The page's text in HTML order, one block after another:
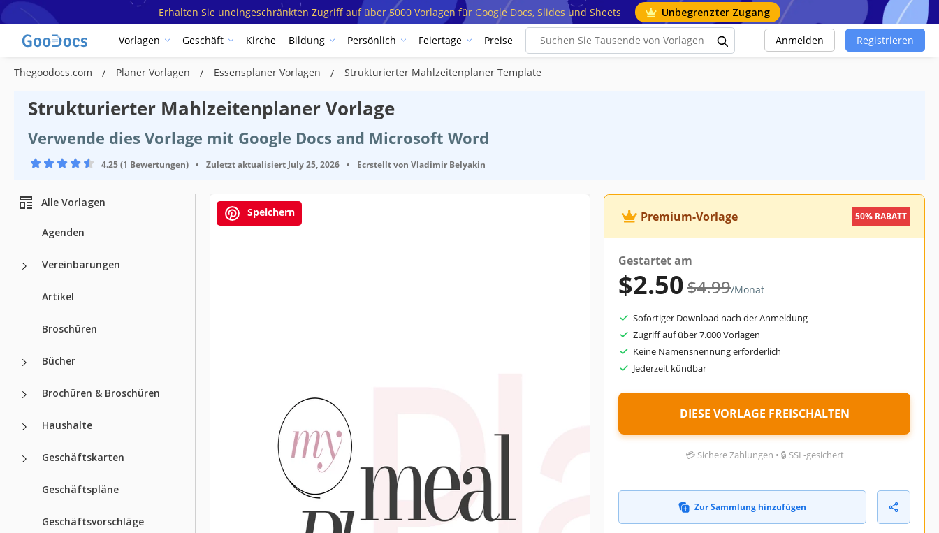
Erhalten Sie uneingeschränkten Zugriff auf über 5000 Vorlagen für Google Docs, Slides und Sheets Unbegrenzter Zugang
Vorlagen Geschäft Kirche Bildung Persönlich Feiertage Preise Anmelden Registrieren
Thegoodocs.com Planer Vorlagen Essensplaner Vorlagen Strukturierter Mahlzeitenplaner Template
Strukturierter Mahlzeitenplaner Vorlage
Verwende dies Vorlage mit Google Docs and Microsoft Word
4.25 (1 Bewertungen) • Zuletzt aktualisiert July 25, 2026 • Ecrstellt von Vladimir Belyakin
Alle Vorlagen
Agenden
Vereinbarungen
Artikel
Broschüren
Bücher
Brochüren & Broschüren
Haushalte
Geschäftskarten
Geschäftspläne
Geschäftsvorschläge
Speichern Premium-Vorlage 50% RABATT
Gestartet am
$2.50$4.99/Monat
Sofortiger Download nach der Anmeldung
Zugriff auf über 7.000 Vorlagen
Keine Namensnennung erforderlich
Jederzeit kündbar
DIESE VORLAGE FREISCHALTEN
💳 Sichere Zahlungen • 🔒 SSL-gesichert
Zur Sammlung hinzufügen